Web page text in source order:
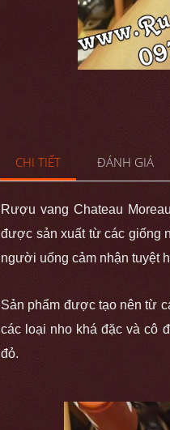
CHI TIẾT ĐÁNH GIÁ
Rượu vang Chateau
được sản xuất từ các giống
người uống cảm nhận tuyệt
Sản phẩm được tạo nên từ
các loại nho khá đặc và cô
đỏ.